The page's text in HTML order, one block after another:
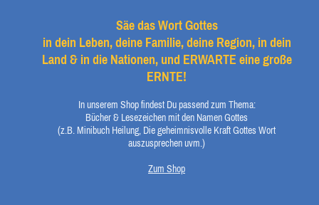
Säe das Wort Gottes
in dein Leben, deine Familie, deine Region, in dein
Land & in die Nationen, und ERWARTE eine große
ERNTE!
In unserem Shop findest Du passend zum Thema:
Bücher & Lesezeichen mit den Namen Gottes
(z.B. Minibuch Heilung, Die geheimnisvolle Kraft Gottes Wort
auszusprechen uvm.)
Zum Shop